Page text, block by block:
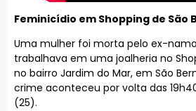
Feminicídio em Shopping de São
Uma mulher foi morta pelo ex-
trabalhava em uma joalheria no
no bairro Jardim do Mar, em São
crime aconteceu por volta das
(25).